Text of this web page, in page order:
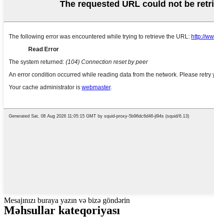
Mesajınızı buraya yazın və bizə göndərin
Məhsullar kateqoriyası